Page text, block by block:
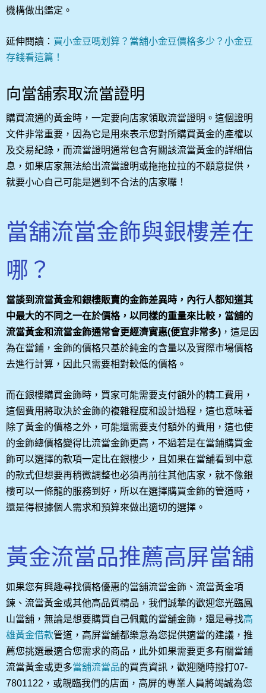
機構做出鑑定。
延伸閱讀： 買小金豆嗎划算？當舖小金豆價格多少？小金豆
存錢看這篇！
向當舖索取流當證明
購買流通的黃金時，一定要向店家領取流當證明。這個證明
文件非常重要，因為它是用來表示您對所購買黃金的產權以
及交易紀錄，而流當證明通常包含有關該流當黃金的詳細信
息，如果店家無法給出流當證明或拖拖拉拉的不願意提供，
就要小心自己可能是遇到不合法的店家囉！
當舖流當金飾與銀樓差在
哪？
當談到流當黃金和銀樓販賣的金飾差異時，內行人都知道其
中最大的不同之一在於價格，以同樣的重量來比較，當舖的
流當黃金和流當金飾通常會更經濟實惠(便宜非常多) ，這是因
為在當鋪，金飾的價格只基於純金的含量以及實際市場價格
去進行計算，因此只需要相對較低的價格。
而在銀樓購買金飾時，買家可能需要支付額外的精工費用，
這個費用將取決於金飾的複雜程度和設計過程，這也意味著
除了黃金的價格之外，可能還需要支付額外的費用，這也使
的金飾總價格變得比流當金飾更高，不過若是在當鋪購買金
飾可以選擇的款項一定比在銀樓少，且如果在當舖看到中意
的款式但想要再稍微調整也必須再前往其他店家，就不像銀
樓可以一條龍的服務到好，所以在選擇購買金飾的管道時，
還是得根據個人需求和預算來做出適切的選擇。
黃金流當品推薦高屏當舖
如果您有興趣尋找價格優惠的當舖流當金飾、流當黃金項
鍊、流當黃金或其他高品質精品，我們誠摯的歡迎您光臨鳳
山當舖，無論是想要購買自己佩戴的當舖金飾，還是尋找高
雄黃金借款管道，高屏當舖都樂意為您提供適當的建議，推
薦您挑選最適合您需求的商品，此外如果需要更多有關當鋪
流當黃金或更多當舖流當品的買賣資訊，歡迎隨時撥打07-
7801122，或親臨我們的店面，高屏的專業人員將竭誠為您